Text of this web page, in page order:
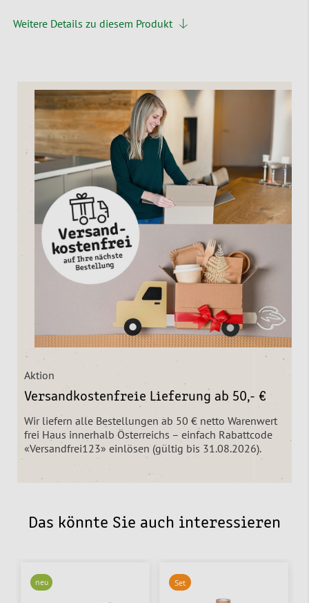
Weitere Details zu diesem Produkt
Aktion
Versandkostenfreie Lieferung ab 50,- €
Wir liefern alle Bestellungen ab 50 € netto Warenwert
frei Haus innerhalb Österreichs – einfach Rabattcode
«Versandfrei123» einlösen (gültig bis 31.08.2026).
Das könnte Sie auch interessieren
neu Set